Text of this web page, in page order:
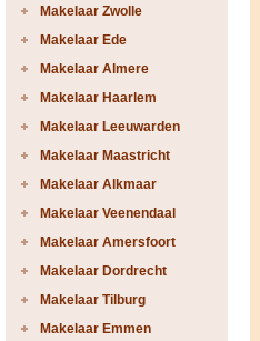
Makelaar Zwolle
Makelaar Ede
Makelaar Almere
Makelaar Haarlem
Makelaar Leeuwarden
Makelaar Maastricht
Makelaar Alkmaar
Makelaar Veenendaal
Makelaar Amersfoort
Makelaar Dordrecht
Makelaar Tilburg
Makelaar Emmen